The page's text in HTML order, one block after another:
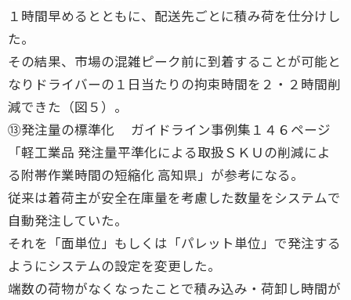
１時間早めるとともに、配送先ごとに積み荷を仕分けし
た。
その結果、市場の混雑ピーク前に到着することが可能と
なりドライバーの１日当たりの拘束時間を２・２時間削
減できた（図５）。
⑬発注量の標準化 ガイドライン事例集１４６ページ
「軽工業品 発注量平準化による取扱ＳＫＵの削減によ
る附帯作業時間の短縮化 高知県」が参考になる。
従来は着荷主が安全在庫量を考慮した数量をシステムで
自動発注していた。
それを「面単位」もしくは「パレット単位」で発注する
ようにシステムの設定を変更した。
端数の荷物がなくなったことで積み込み・荷卸し時間が